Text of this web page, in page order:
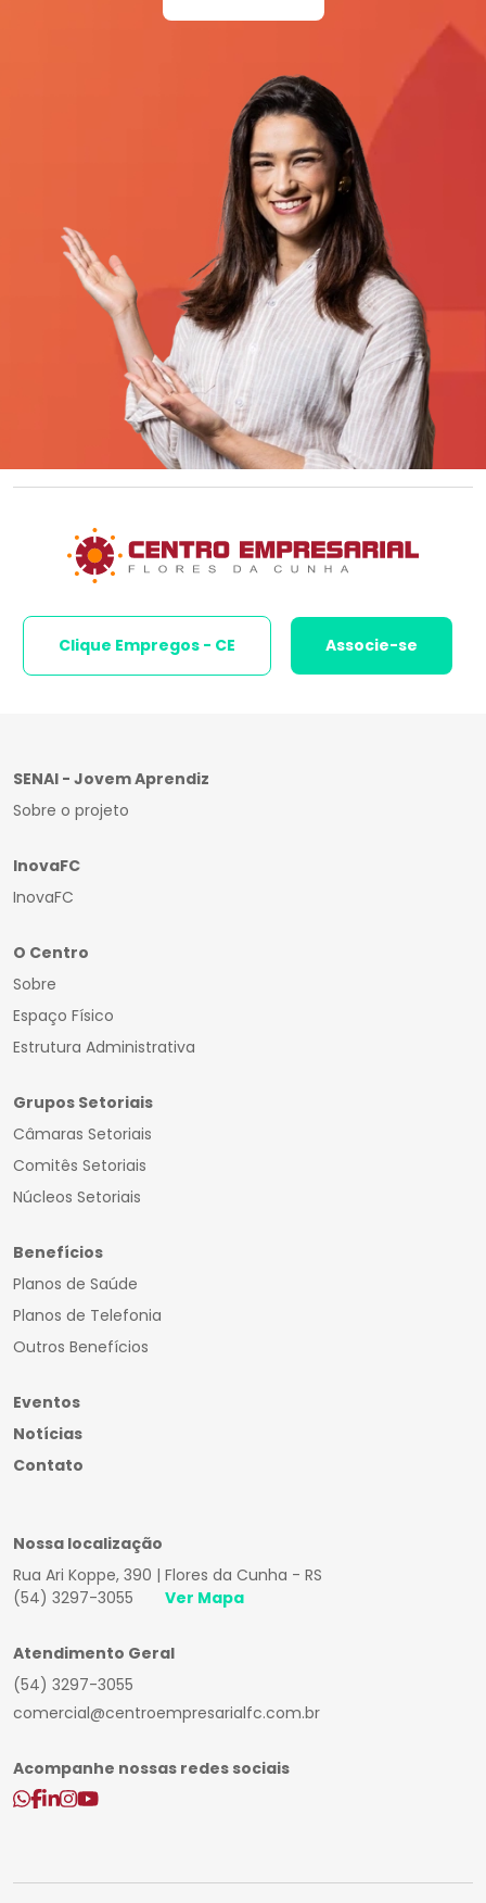
Clique Empregos - CE Associe-se
SENAI - Jovem Aprendiz
Sobre o projeto
InovaFC
InovaFC
O Centro
Sobre
Espaço Físico
Estrutura Administrativa
Grupos Setoriais
Câmaras Setoriais
Comitês Setoriais
Núcleos Setoriais
Benefícios
Planos de Saúde
Planos de Telefonia
Outros Benefícios
Eventos
Notícias
Contato
Nossa localização
Rua Ari Koppe, 390 | Flores da Cunha - RS
(54) 3297-3055
Ver Mapa
Atendimento Geral
(54) 3297-3055
comercial@centroempresarialfc.com.br
Acompanhe nossas redes sociais